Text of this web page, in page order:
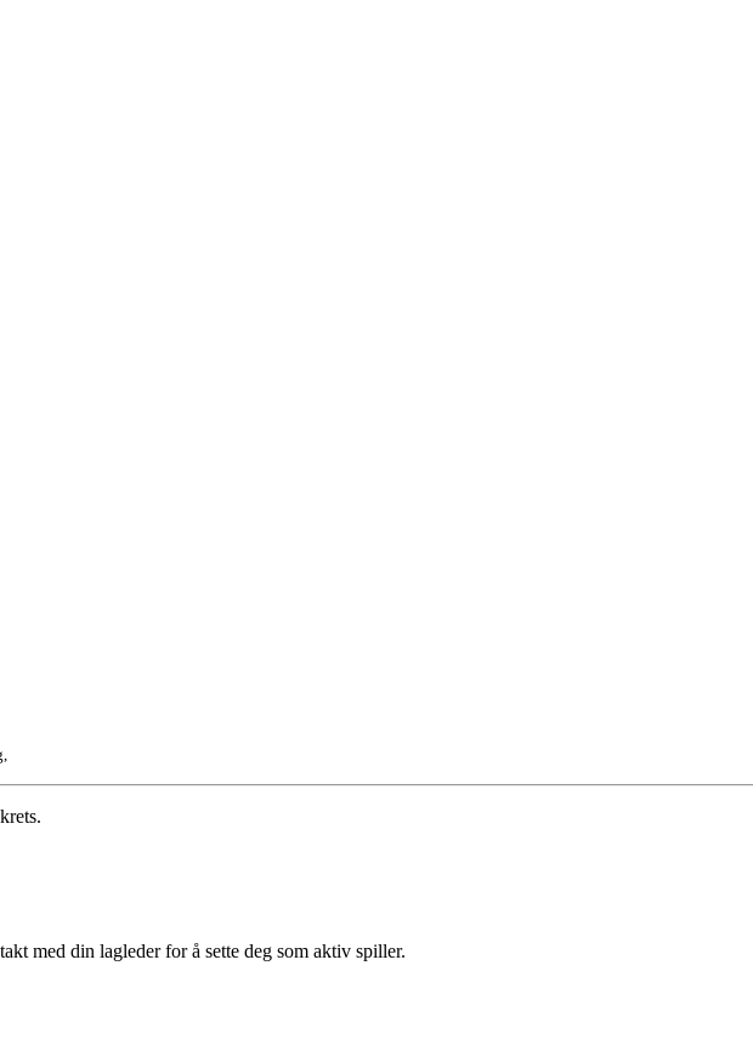
med din lagleder for å sette deg som aktiv spiller.